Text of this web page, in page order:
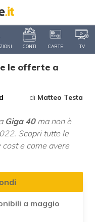
CONTI CARTE TV
le offerte a
di Matteo Testa
Giga 40ma non è
Scopri tutte le
e come avere
a maggio